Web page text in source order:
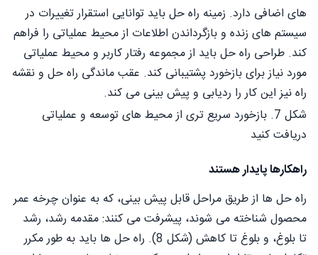
های اضافی دارد. زمینه راه حل باید توانایی استقرار تغییرات در
سیستم های زنده و بازگرداندن اطلاعات از محیط عملیاتی را فراهم
کند. طراحی راه حل باید از مجموعه رفتار کاربر و محیط عملیاتی
مورد نیاز برای بازخورد پشتیبانی کند. عقب ماندگی راه حل و نقشه
راه نیز این کار را ردیابی و پیش بینی می کند.
شکل 7. بازخورد سریع تری از محیط های توسعه و عملیاتی
دریافت کنید
راهکارها پایدار هستند
راه حل ها از طریق مراحل قابل پیش بینی، که به عنوان چرخه عمر
محصول شناخته می شوند، پیشرفت می کنند: مقدمه رشد، رشد
تا بلوغ، و بلوغ تا کاهش (شکل 8). راه حل ها باید به طور مکرر